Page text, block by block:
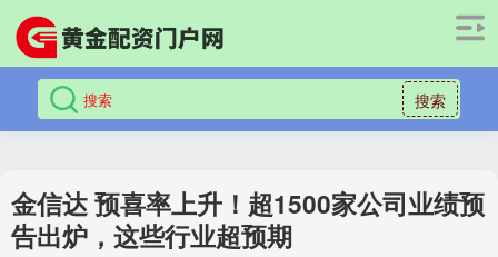
搜索
金信达 预喜率上升！超1500家公司业绩预
告出炉，这些行业超预期